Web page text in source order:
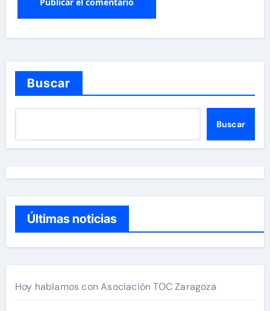
Buscar
Buscar
Últimas noticias
Hoy hablamos con Asociación TOC Zaragoza